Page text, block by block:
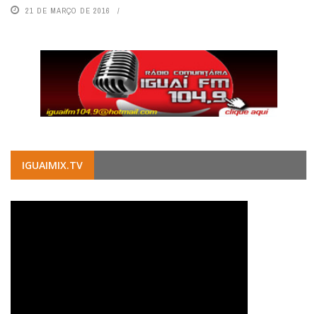
21 DE MARÇO DE 2016
IGUAIMIX.TV